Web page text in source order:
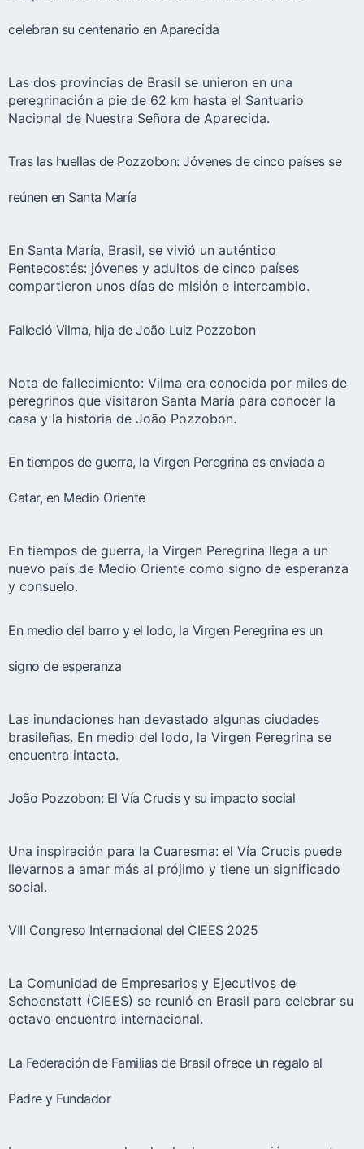
celebran su centenario en Aparecida
Las dos provincias de Brasil se unieron en una
peregrinación a pie de 62 km hasta el Santuario
Nacional de Nuestra Señora de Aparecida.
Tras las huellas de Pozzobon: Jóvenes de cinco países se
reúnen en Santa María
En Santa María, Brasil, se vivió un auténtico
Pentecostés: jóvenes y adultos de cinco países
compartieron unos días de misión e intercambio.
Falleció Vilma, hija de João Luiz Pozzobon
Nota de fallecimiento: Vilma era conocida por miles de
peregrinos que visitaron Santa María para conocer la
casa y la historia de João Pozzobon.
En tiempos de guerra, la Virgen Peregrina es enviada a
Catar, en Medio Oriente
En tiempos de guerra, la Virgen Peregrina llega a un
nuevo país de Medio Oriente como signo de esperanza
y consuelo.
En medio del barro y el lodo, la Virgen Peregrina es un
signo de esperanza
Las inundaciones han devastado algunas ciudades
brasileñas. En medio del lodo, la Virgen Peregrina se
encuentra intacta.
João Pozzobon: El Vía Crucis y su impacto social
Una inspiración para la Cuaresma: el Vía Crucis puede
llevarnos a amar más al prójimo y tiene un significado
social.
VIII Congreso Internacional del CIEES 2025
La Comunidad de Empresarios y Ejecutivos de
Schoenstatt (CIEES) se reunió en Brasil para celebrar su
octavo encuentro internacional.
La Federación de Familias de Brasil ofrece un regalo al
Padre y Fundador